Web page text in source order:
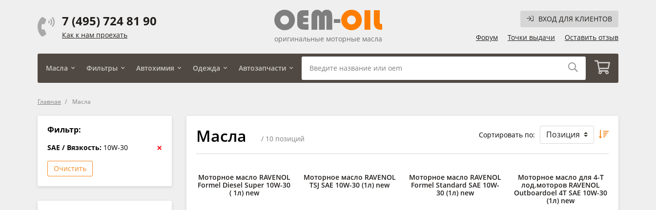
7 (495) 724 81 90
Как к нам проехать
ВХОД ДЛЯ КЛИЕНТОВ
Форум
Точки выдачи Оставить отзыв
оригинальные моторные масла
Масла Фильтры Автохимия Одежда Автозапчасти
Главная Масла
Фильтр:
SAE / Вязкость: 10W-30 ×
Очистить
Масла / 10 позиций Сортировать по:
Моторное масло RAVENOL
Formel Diesel Super 10W-30
( 1л) new
Моторное масло RAVENOL
TSJ SAE 10W-30 (1л) new
Моторное масло RAVENOL
Formel Standard SAE 10W-
30 (1л) new
Моторное масло для 4-T
лод.моторов RAVENOL
Outboardoel 4T SAE 10W-30
(1л) new